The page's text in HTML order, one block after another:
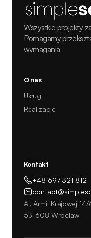
Wszystkie projekty
Pomagamy
wymagania.
O nas
Usługi
Realizacje
Kontakt
+48 697 321 812
Al. Armii Krajowej 14/
53-608 Wrocław